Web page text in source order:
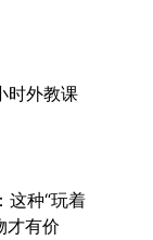
时外教课
这种“玩着
才有价